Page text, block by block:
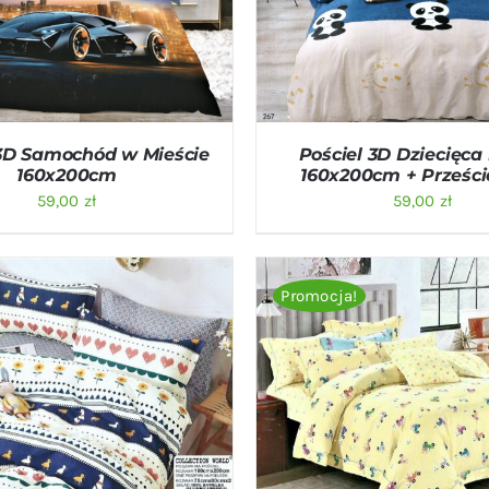
Samochód w Mieście
160x200cm
59,00 zł
Pościel 3D
160x200cm +
59,00 zł
KOSZYKA / QUICK VIEW
Promocja!
DODAJ DO KOSZYKA /